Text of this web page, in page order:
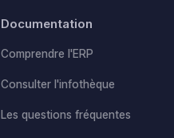
Documentation
Comprendre l'ERP
Consulter l'infothèque
Les questions fréquentes